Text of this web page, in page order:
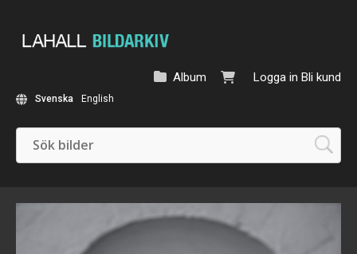
Logga in Bli kund
Album
Svenska English